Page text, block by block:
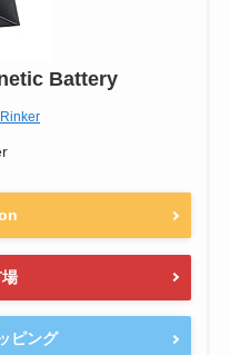
Battery
Rinker
ピング